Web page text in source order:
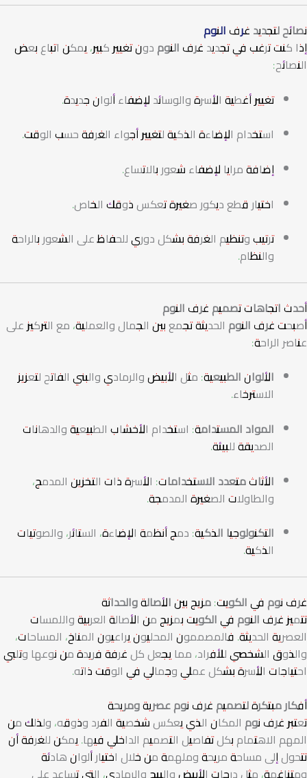
نصائح لتجديد غرف النوم
إذا كنت ترغب في تجديد غرف النوم دون تغيير كبير، يمكن اتباع بعض
النصائح:
تغيير أغطية الأسرة والوسائد لإضفاء ألوان جديدة.
استخدام الإضاءة الذكية لتغيير أجواء الغرفة حسب الوقت.
إضافة مرايا لإضفاء شعور بالاتساع.
اختيار قطع ديكور صغيرة تعكس ذوقك الخاص.
ترتيب وتنظيم الغرفة بشكل دوري للحفاظ على الشعور بالراحة
والنظام.
أحدث اتجاهات تصميم غرف النوم
أصبحتغرف النوم الحديثة تجمع بين الجمال والعملية، مع التركيز على
عناصر الراحة:
الألوان الطبيعية: مثل الأبيض والرمادي والبني الفاتح لتعزيز
الاسترخاء.
المواد المستدامة: استخدام الأخشاب الطبيعية والدهانات
الصديقة للبيئة.
الأثاث متعدد الاستخدامات: الأسرة ذات التخزين المدمج،
والطاولات الصغيرة المدمجة.
التكنولوجيا الذكية: دمج أنظمة الإضاءة، الستائر، والصوتيات
الذكية.
غرف نوم في الكويت: مزيج بين الأصالة والحداثة
تتميز غرف النوم في الكويتبمزيج من الأصالة العربية واللمسات
العصرية الحديثة. فالمصممون المحليون يراعيون المناخ، المساحات،
والذوق الشخصي للأفراد، مما يجعل كل غرفة فريدة من نوعها وتلبي
احتياجات الأسرة بشكل عملي وجمالي في الوقت ذاته.
أفكار مبتكرة لتصميم غرف نوم عصرية ومريحة
تعتبرغرف نوم المكان الذي يعكس شخصية الفرد وذوقه، ولذلك من
المهم الاهتمام بكل تفاصيل التصميم الداخلي فيها. يمكن للغرفة أن
تتحول إلى مساحة مريحة وملهمة من خلال اختيار ألوان هادئة